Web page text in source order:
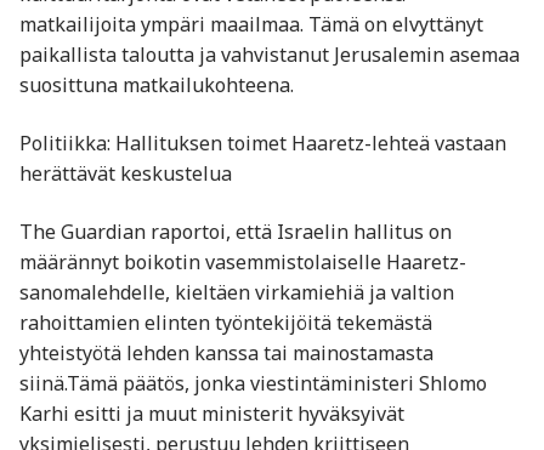
matkailijoita ympäri maailmaa. Tämä on elvyttänyt
paikallista taloutta ja vahvistanut Jerusalemin asemaa
suosittuna matkailukohteena.​
Politiikka: Hallituksen toimet Haaretz-lehteä vastaan
herättävät keskustelua
The Guardian raportoi, että Israelin hallitus on
määrännyt boikotin vasemmistolaiselle Haaretz-
sanomalehdelle, kieltäen virkamiehiä ja valtion
rahoittamien elinten työntekijöitä tekemästä
yhteistyötä lehden kanssa tai mainostamasta
siinä.Tämä päätös, jonka viestintäministeri Shlomo
Karhi esitti ja muut ministerit hyväksyivät
yksimielisesti, perustuu lehden kriittiseen